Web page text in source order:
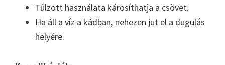
Túlzott használata károsíthatja a csövet.
Ha áll a víz a kádban, nehezen jut el a dugulás
helyére.